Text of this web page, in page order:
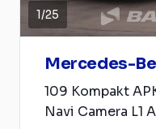
1/25
Mercedes-
109 Kompakt
Navi Camera L1